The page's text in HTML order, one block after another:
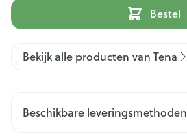
Bestel
Bekijk alle producten van Tena
Beschikbare leveringsmethoden